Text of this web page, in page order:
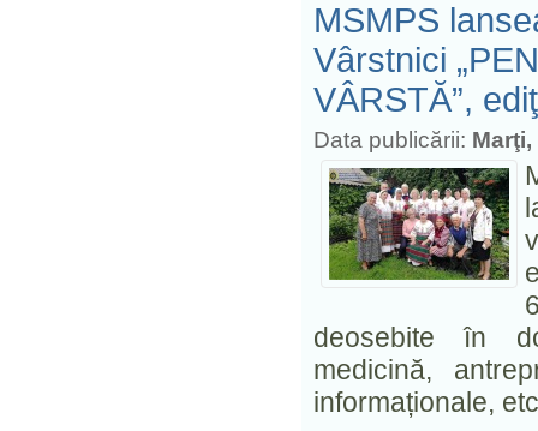
MSMPS
Vârstnici
VÂRSTĂ”,
Data publicării:
deosebite în
medicină,
informaționale,